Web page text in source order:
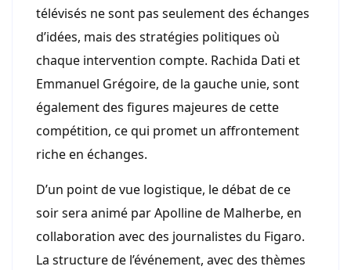
télévisés ne sont pas seulement des échanges
d’idées, mais des stratégies politiques où
chaque intervention compte. Rachida Dati et
Emmanuel Grégoire, de la gauche unie, sont
également des figures majeures de cette
compétition, ce qui promet un affrontement
riche en échanges.
D’un point de vue logistique, le débat de ce
soir sera animé par Apolline de Malherbe, en
collaboration avec des journalistes du Figaro.
La structure de l’événement, avec des thèmes